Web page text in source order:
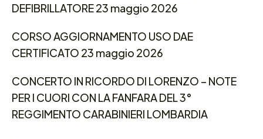
DEFIBRILLATORE 23 maggio 2026
CORSO AGGIORNAMENTO USO DAE
CERTIFICATO 23 maggio 2026
CONCERTO IN RICORDO DI LORENZO – NOTE
PER I CUORI CON LA FANFARA DEL 3°
REGGIMENTO CARABINIERI LOMBARDIA